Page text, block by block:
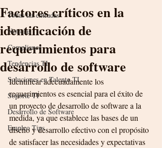
Todas las entradas
Noticias
Compliance
Tendencias TI
Soluciones en Talento TI
Soporte TI
Desarrollo de Software
Empleo Tips
Factores críticos en la
identificación de
requerimientos para
desarrollo de software
Identificar adecuadamente los
requerimientos es esencial para el éxito de
un proyecto de desarrollo de software a la
medida, ya que establece las bases de un
diseño y desarrollo efectivo con el propósito
de satisfacer las necesidades y expectativas